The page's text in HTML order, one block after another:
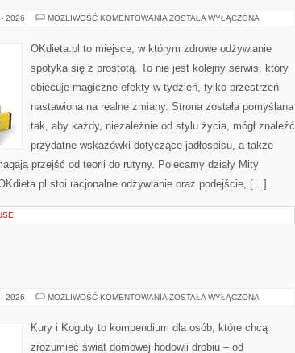
2026 MOŻLIWOŚĆ KOMENTOWANIA ODCHUDZANIE
ZOSTAŁA WYŁĄCZONA
OKdieta.pl to miejsce, w którym zdrowe odżywianie
spotyka się z prostotą. To nie jest kolejny serwis, który
obiecuje magiczne efekty w tydzień, tylko przestrzeń
nastawiona na realne zmiany. Strona została pomyślana
tak, aby każdy, niezależnie od stylu życia, mógł znaleźć
przydatne wskazówki dotyczące jadłospisu, a także
przejść od teorii do rutyny. Polecamy działy Mity
stoi racjonalne odżywianie oraz podejście, […]
2026 MOŻLIWOŚĆ KOMENTOWANIA WRÓBLOWE
ZOSTAŁA WYŁĄCZONA
Kury i Koguty to kompendium dla osób, które chcą
zrozumieć świat domowej hodowli drobiu – od